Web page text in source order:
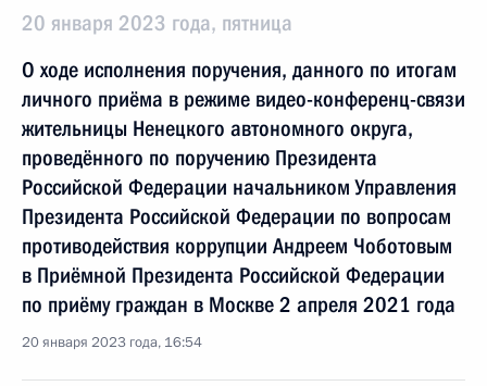
20 января 2023 года, пятница
О ходе исполнения поручения, данного по итогам
личного приёма в режиме видео-конференц-связи
жительницы Ненецкого автономного округа,
проведённого по поручению Президента
Российской Федерации начальником Управления
Президента Российской Федерации по вопросам
противодействия коррупции Андреем Чоботовым
в Приёмной Президента Российской Федерации
по приёму граждан в Москве 2 апреля 2021 года
20 января 2023 года, 16:54